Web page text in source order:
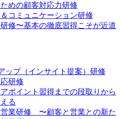
めの顧客対応力研修
コミュニケーション研修
修〜基本の徹底習得こそが近道
ップ（インサイト提案）研修
研修
ポイント習得までの段取りから
る
業研修 〜顧客と営業との新た